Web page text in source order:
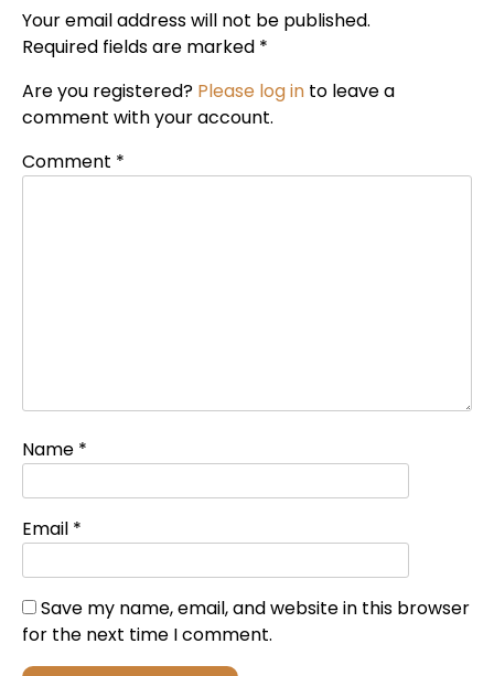
Your email address will not be published.
Required fields are marked *
Are you registered? Please log in to leave a
comment with your account.
Comment *
Name *
Email *
Save my name, email, and website in this browser
for the next time I comment.